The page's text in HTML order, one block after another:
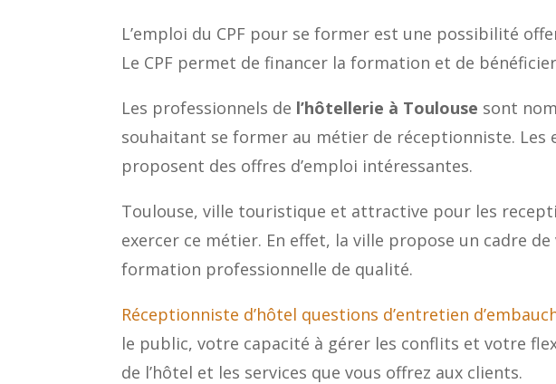
L’emploi du CPF pour se former est une possibilité
Le CPF permet de financer la formation et de
Les professionnels de l’hôtellerie à Toulouse sont
souhaitant se former au métier de réceptionniste.
proposent des offres d’emploi intéressantes.
Toulouse, ville touristique et attractive pour les
exercer ce métier. En effet, la ville propose un cadre
formation professionnelle de qualité.
Réceptionniste d’hôtel questions d’entretien
le public, votre capacité à gérer les conflits et votre
de l’hôtel et les services que vous offrez aux clients.